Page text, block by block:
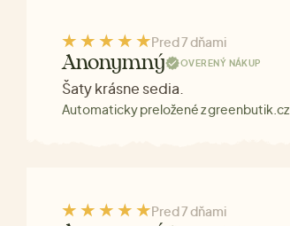
Pred 7 dňami
Anonymný OVERENÝ NÁKUP
Šaty krásne sedia.
Automaticky preložené z greenbutik.cz
Pred 7 dňami